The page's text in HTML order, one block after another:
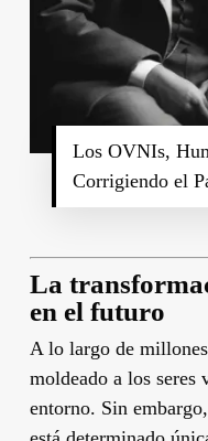
Los OVNIs,
Corrigiendo el
La
en el futuro
A lo largo de
moldeado a los seres
entorno. Sin